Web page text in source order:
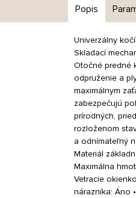
Popis
Univerzálny
Skladací
Otočné predné
odpruženie a
maximálnym
zabezpečujú
prírodných,
rozloženom
a odnímateľný
Materiál
Maximálna
Vetracie
nárazníka: Áno